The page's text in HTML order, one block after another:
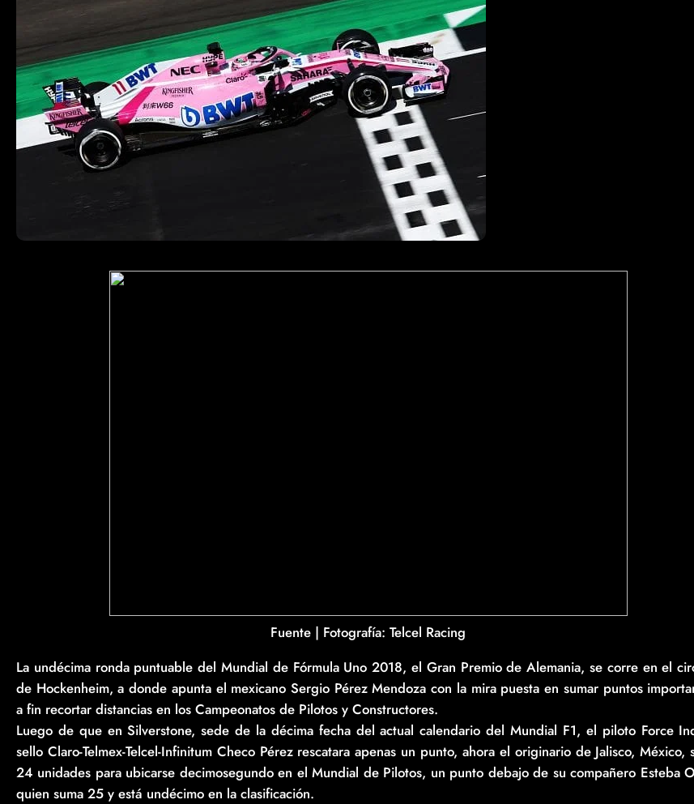
Fuente | Fotografía: Telcel Racing
La undécima ronda puntuable del Mundial de Fórmula Uno 2018, el Gran Premio de Alemania, se corre en el
de Hockenheim, a donde apunta el mexicano Sergio Pérez Mendoza con la mira puesta en sumar puntos
a fin recortar distancias en los Campeonatos de Pilotos y Constructores.
Luego de que en Silverstone, sede de la décima fecha del actual calendario del Mundial F1, el piloto Force
sello Claro-Telmex-Telcel-Infinitum Checo Pérez rescatara apenas un punto, ahora el originario de Jalisco, México,
24 unidades para ubicarse decimosegundo en el Mundial de Pilotos, un punto debajo de su compañero Esteba
quien suma 25 y está undécimo en la clasificación.